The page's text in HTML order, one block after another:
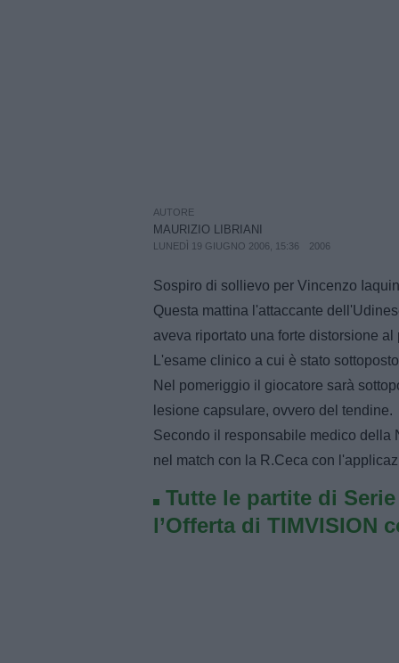
AUTORE
MAURIZIO LIBRIANI
LUNEDÌ 19 GIUGNO 2006, 15:36 2006
Sospiro di sollievo per Vincenzo
Questa mattina l'attaccante
aveva riportato una forte distorsione al
L'esame clinico a cui è stato
Nel pomeriggio il giocatore sarà
lesione capsulare, ovvero del tendine.
Secondo il responsabile medico della
nel match con la R.Ceca con
Tutte le partite di
l’Offerta di TIMVISION